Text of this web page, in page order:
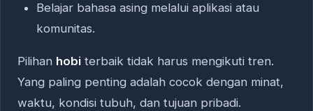
Belajar bahasa asing melalui aplikasi atau
komunitas.
Pilihan hobi terbaik tidak harus mengikuti tren.
Yang paling penting adalah cocok dengan minat,
waktu, kondisi tubuh, dan tujuan pribadi.